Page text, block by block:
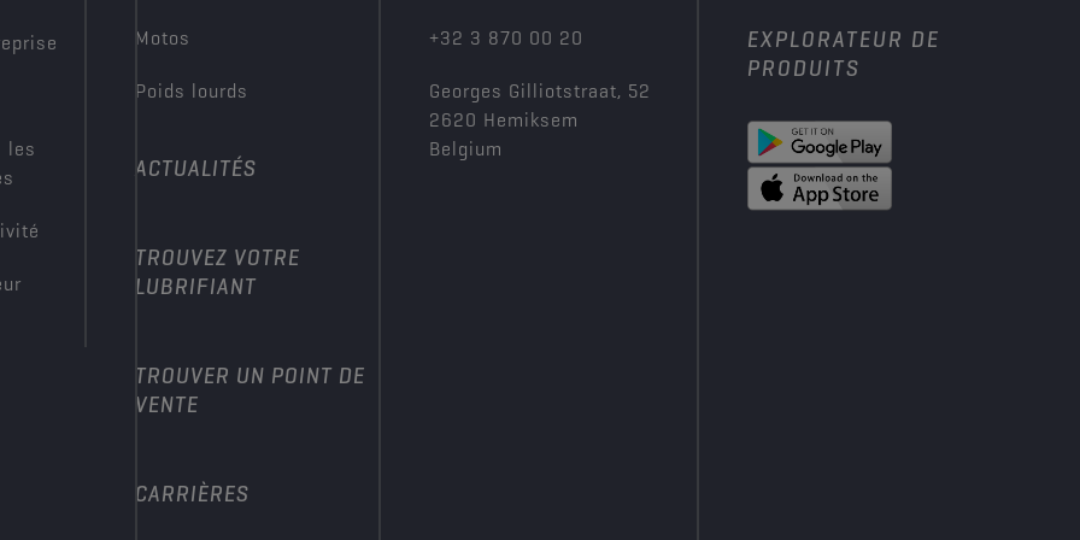
les
Motos
Poids lourds
ACTUALITÉS
TROUVEZ VOTRE
LUBRIFIANT
TROUVER UN POINT DE
VENTE
CARRIÈRES
+32 3 870 00 20
Georges Gilliotstraat, 52
2620 Hemiksem
Belgium
EXPLORATEUR DE
PRODUITS